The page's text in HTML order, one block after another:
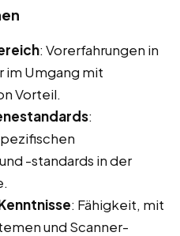
: Vorerfahrungen in
im Umgang mit
Vorteil.
:
-standards in der
: Fähigkeit, mit
und Scanner-